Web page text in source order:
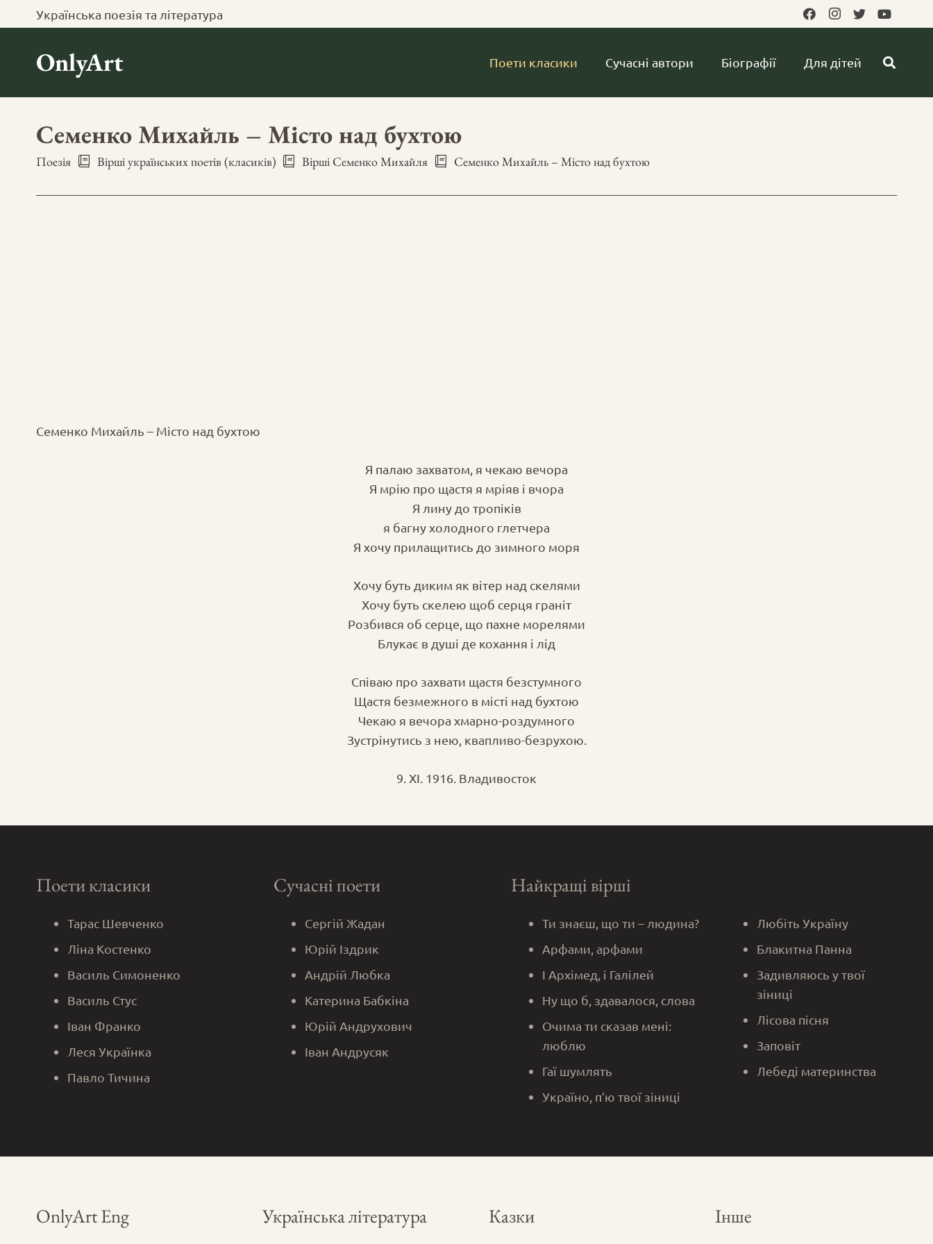
Українська поезія та література
OnlyArt Поети класики Сучасні автори Біографії Для дітей
Семенко Михайль – Місто над бухтою
Поезія Вірші українських поетів (класиків) Вірші Семенко Михайля Семенко Михайль – Місто над бухтою
Семенко Михайль – Місто над бухтою
Я палаю захватом, я чекаю вечора
Я мрію про щастя я мріяв і вчора
Я лину до тропіків
я багну холодного глетчера
Я хочу прилащитись до зимного моря
Хочу буть диким як вітер над скелями
Хочу буть скелею щоб серця граніт
Розбився об серце, що пахне морелями
Блукає в душі де кохання і лід
Співаю про захвати щастя безстумного
Щастя безмежного в місті над бухтою
Чекаю я вечора хмарно-роздумного
Зустрінутись з нею, квапливо-безрухою.
9. XI. 1916. Владивосток
Поети класики
Тарас Шевченко
Ліна Костенко
Василь Симоненко
Василь Стус
Іван Франко
Леся Українка
Павло Тичина
Сучасні поети
Сергій Жадан
Юрій Іздрик
Андрій Любка
Катерина Бабкіна
Юрій Андрухович
Іван Андрусяк
Найкращі вірші
Ти знаєш, що ти – людина?
Арфами, арфами
І Архімед, і Галілей
Ну що б, здавалося, слова
Очима ти сказав мені:
люблю
Гаї шумлять
Україно, п’ю твої зіниці
Любіть Україну
Блакитна Панна
Задивляюсь у твої
зіниці
Лісова пісня
Заповіт
Лебеді материнства
OnlyArt Eng Українська література Казки Інше